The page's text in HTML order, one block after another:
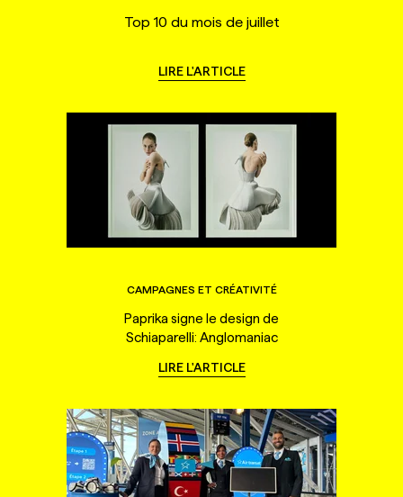
Top 10 du mois de juillet
LIRE L'ARTICLE
CAMPAGNES ET CRÉATIVITÉ
Paprika signe le design de
Schiaparelli: Anglomaniac
LIRE L'ARTICLE